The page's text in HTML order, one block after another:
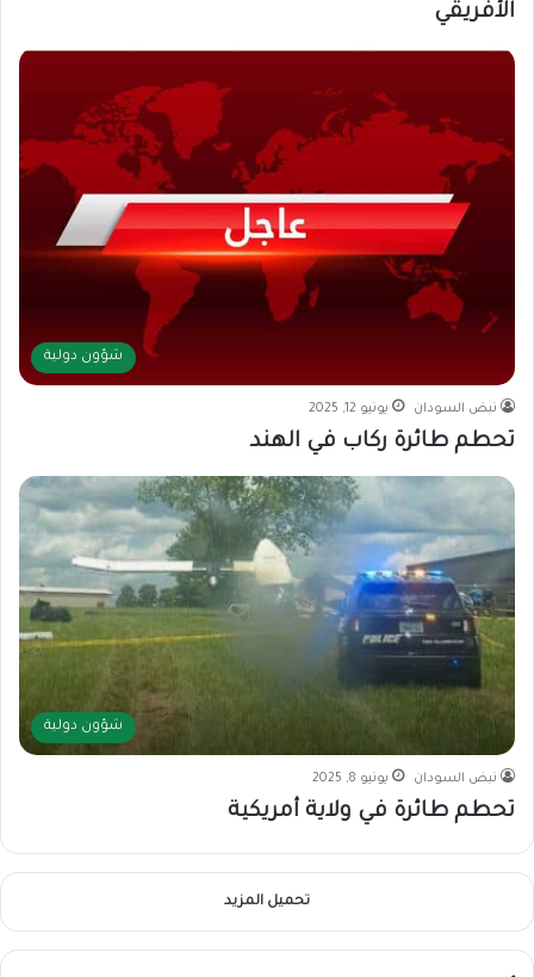
الأفريقي
شؤون دولية
نبض السودان يونيو 12, 2025
تحطم طائرة ركاب في الهند
شؤون دولية
نبض السودان يونيو 8, 2025
تحطم طائرة في ولاية أمريكية
تحميل المزيد